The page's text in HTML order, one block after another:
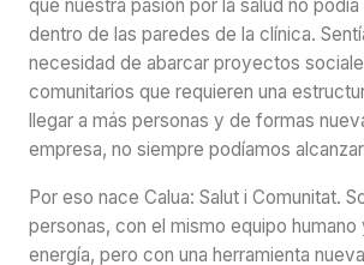
que nuestra pasión por la salud no
dentro de las paredes de la clínica.
necesidad de abarcar proyectos
comunitarios que requieren una
llegar a más personas y de formas
empresa, no siempre podíamos
Por eso nace Calua: Salut i Comunitat.
personas, con el mismo equipo humano
energía, pero con una herramienta